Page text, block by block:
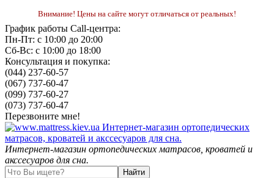
Внимание! Цены на сайте могут отличаться от реальных!
График работы Call-центра:
Пн-Пт: с 10:00 до 20:00
Сб-Вс: с 10:00 до 18:00
Консультация и покупка:
(044) 237-60-57
(067) 737-60-47
(099) 737-60-27
(073) 737-60-47
Перезвоните мне!
Интернет-магазин ортопедических матрасов, кроватей и
акссесуаров для сна.